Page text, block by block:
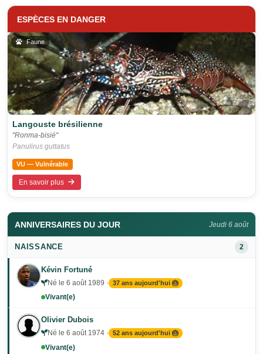
ESPÈCES EN DANGER
Faune
Langouste brésilienne
"Ronma-bisié"
Panulirus guttatus
VU — Vulnérable
En savoir plus
ANNIVERSAIRES DU JOUR Jeudi 6 août
NAISSANCE 2
Kévin Fortuné
Né le 6 août 1989 · 37 ans aujourd'hui 🎂
Vivant(e)
Olivier Dubois
Né le 6 août 1974 · 52 ans aujourd'hui 🎂
Vivant(e)